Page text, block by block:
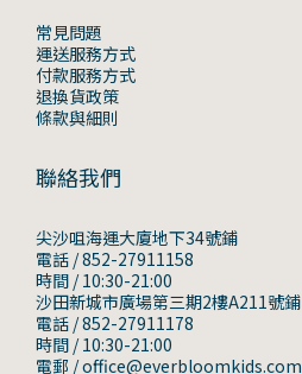
常見問題
運送服務方式
付款服務方式
退換貨政策
條款與細則
聯絡我們
尖沙咀海運大廈地下34號鋪
電話 / 852-27911158
時間 / 10:30-21:00
沙田新城市廣場第三期2樓A211號鋪
電話 / 852-27911178
時間 / 10:30-21:00
電郵 / office@everbloomkids.com